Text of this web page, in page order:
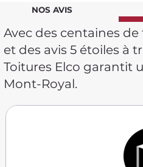
NOS AVIS
Avec des centaines
et des avis 5 étoiles à
Toitures Elco garantit
Mont-Royal.